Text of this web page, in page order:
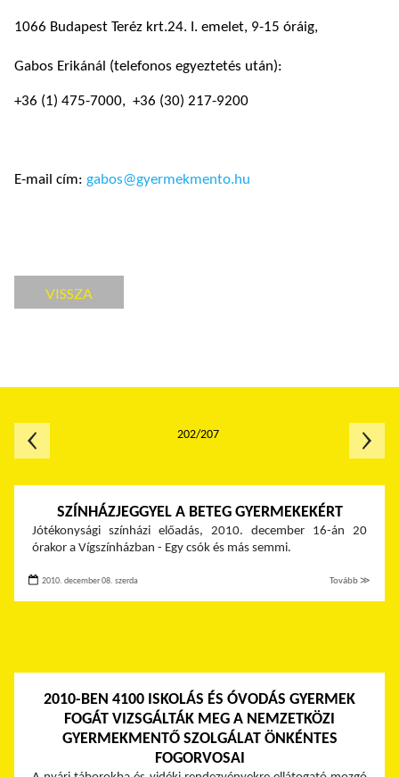
1066 Budapest Teréz krt.24. I. emelet, 9-15 óráig,
Gabos Erikánál (telefonos egyeztetés után):
+36 (1) 475-7000, +36 (30) 217-9200
E-mail cím: gabos@gyermekmento.hu
VISSZA
SZÍNHÁZJEGGYEL A BETEG GYERMEKEKÉRT
Jótékonysági színházi előadás, 2010. december 16-án 20
órakor a Vígszínházban - Egy csók és más semmi.
2010. december 08. szerda Tovább ≫
2010-BEN 4100 ISKOLÁS ÉS ÓVODÁS GYERMEK
FOGÁT VIZSGÁLTÁK MEG A NEMZETKÖZI
GYERMEKMENTŐ SZOLGÁLAT ÖNKÉNTES
FOGORVOSAI
202/207